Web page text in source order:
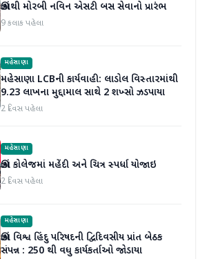
ઊંઝાથી મોરબી નવિન એસટી બસ સેવાનો પ્રારંભ
9 કલાક પહેલા
મહેસાણા
મહેસાણા LCBની કાર્યવાહી: લાડોલ વિસ્તારમાંથી
9.23 લાખના મુદ્દામાલ સાથે 2 શખ્સો ઝડપાયા
2 દિવસ પહેલા
મહેસાણા
ઊંઝા કોલેજમાં મહેંદી અને ચિત્ર સ્પર્ધા યોજાઇ
2 દિવસ પહેલા
મહેસાણા
ઊંઝા વિશ્વ હિંદુ પરિષદની દ્વિદિવસીય પ્રાંત બેઠક
સંપન્ન : 250 થી વધુ કાર્યકર્તાઓ જોડાયા